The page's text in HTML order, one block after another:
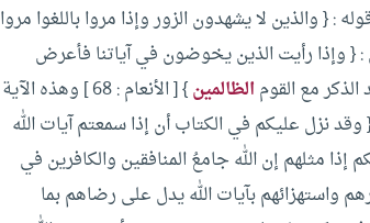
: { والذين لا يشهدون الزور وإذا مروا باللغوا مروا
: { وإذا رأيت الذين يخوضون في آياتنا فأعرض
مع القوم الظالمين} [ الأنعام : 68 ]
وهذه الآية
نزل عليكم في الكتاب أن إذا سمعتم آيات الله
مثلهم إن الله جامعُ المنافقين والكافرين في
بآيات الله يدل على رضاهم بما